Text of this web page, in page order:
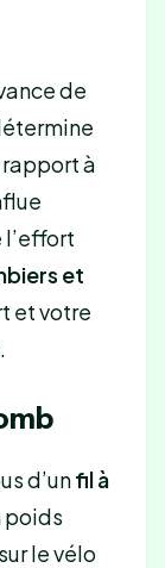
de
à
et
et votre
d’unfil à
poids
le vélo